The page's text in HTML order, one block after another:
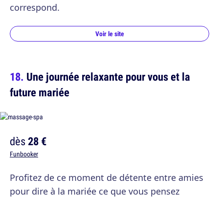
correspond.
Voir le site
Une journée relaxante pour vous et la
future mariée
dès28 €
Funbooker
Profitez de ce moment de détente entre amies
pour dire à la mariée ce que vous pensez